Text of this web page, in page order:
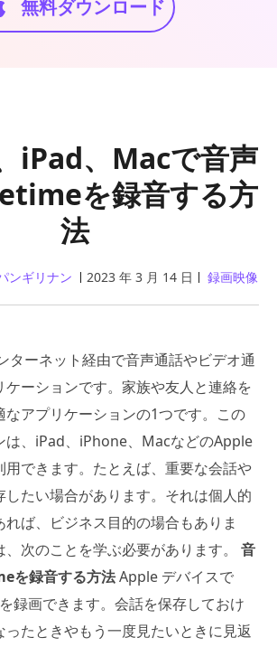
無料ダウンロード
iPad、Macで音声
を録音する方
法
ンギリナン 2023 年 3 月 14 日 録画映像
ターネット経由で音声通話やビデオ通
ケーションです。家族や友人と連絡を
なアプリケーションの1つです。この
は、iPad、iPhone、MacなどのApple
用できます。たとえば、重要な会話や
したい場合があります。それは個人的
ば、ビジネス目的の場合もありま
次のことを学ぶ必要があります。 音
を録音する方法Apple デバイスで
録画できます。会話を保存しておけ
ったときやもう一度見たいときに見返